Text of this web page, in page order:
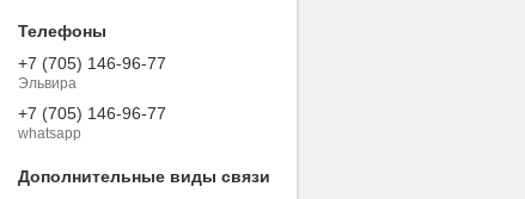
+7 (705) 146-96-77
Эльвира
+7 (705) 146-96-77
whatsapp